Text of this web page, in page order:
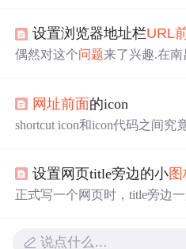
et Explorer 5.0提供了一个新的
者自己设计网站URL 的图标。
设置浏览器地址栏URL
偶然对这个问题来了兴趣.在南
了？后来发现是COPY他人代
百度、CSDN一打开网址在 地
只做个ico图...
网址前面的icon
shortcut icon和icon代码之间究
备注:语句一 Shortcut Ic...
设置网页title旁边的小
正式写一个网页时，title旁边
logo.ico" type="images/x-ico" /> 这样一行代码就可以了！ 注
说点什么…